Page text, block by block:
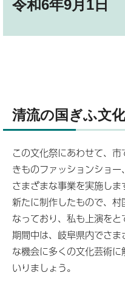
令和6年9月1日
清流の国ぎふ文
この文化祭にあわせて、
きものファッションショ
さまざまな事業を実施し
新たに制作したもので、
なっており、私も上演をと
期間中は、岐阜県内でさ
な機会に多くの文化芸術
いりましょう。